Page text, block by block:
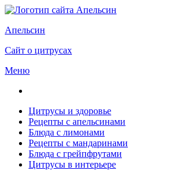
Апельсин
Сайт о цитрусах
Меню
Цитрусы и здоровье
Рецепты с апельсинами
Блюда с лимонами
Рецепты с мандаринами
Блюда с грейпфрутами
Цитрусы в интерьере